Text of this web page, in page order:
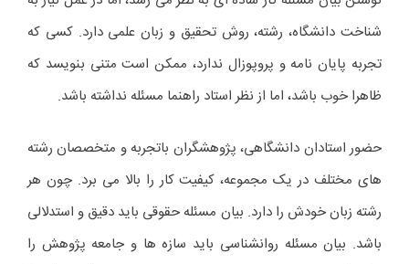
شناخت دانشگاه، رشته، روش تحقیق و زبان علمی دارد. کسی که
تجربه پایان نامه و پروپوزال ندارد، ممکن است متنی بنویسد که
ظاهرا خوب باشد، اما از نظر استاد راهنما مسئله نداشته باشد.
حضور استادان دانشگاهی، پژوهشگران باتجربه و متخصصان رشته
های مختلف در یک مجموعه، کیفیت کار را بالا می برد. چون هر
رشته زبان خودش را دارد. بیان مسئله حقوقی باید دقیق و استدلالی
باشد. بیان مسئله روانشناسی باید سازه ها و جامعه پژوهش را